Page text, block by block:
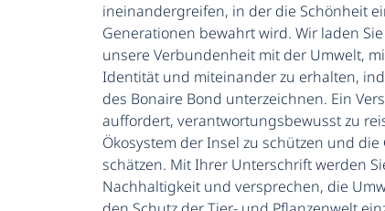
ineinandergreifen, in der die Schönheit
Generationen bewahrt wird. Wir laden
unsere Verbundenheit mit der Umwelt,
Identität und miteinander zu erhalten,
des Bonaire Bond unterzeichnen. Ein
auffordert, verantwortungsbewusst zu
Ökosystem der Insel zu schützen und
schätzen. Mit Ihrer Unterschrift werden
Nachhaltigkeit und versprechen, die